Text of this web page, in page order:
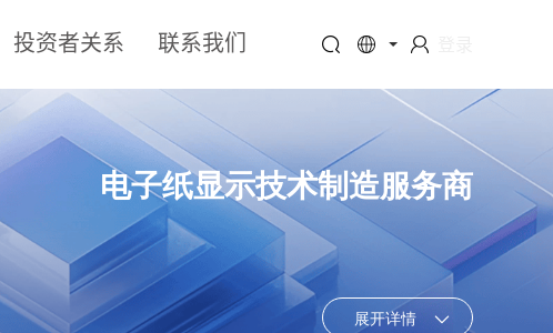
投资者关系 联系我们
电子纸显示技术制造服务商
展开详情